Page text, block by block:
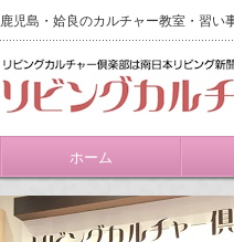
鹿児島・姶良のカルチャー教室・習い
ホーム